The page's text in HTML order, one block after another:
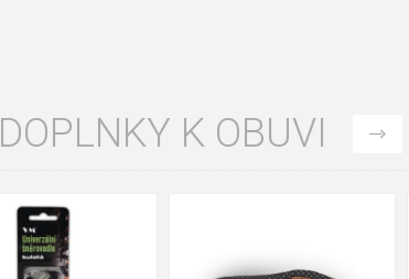
DOPLNKY K OBUVI
125cm